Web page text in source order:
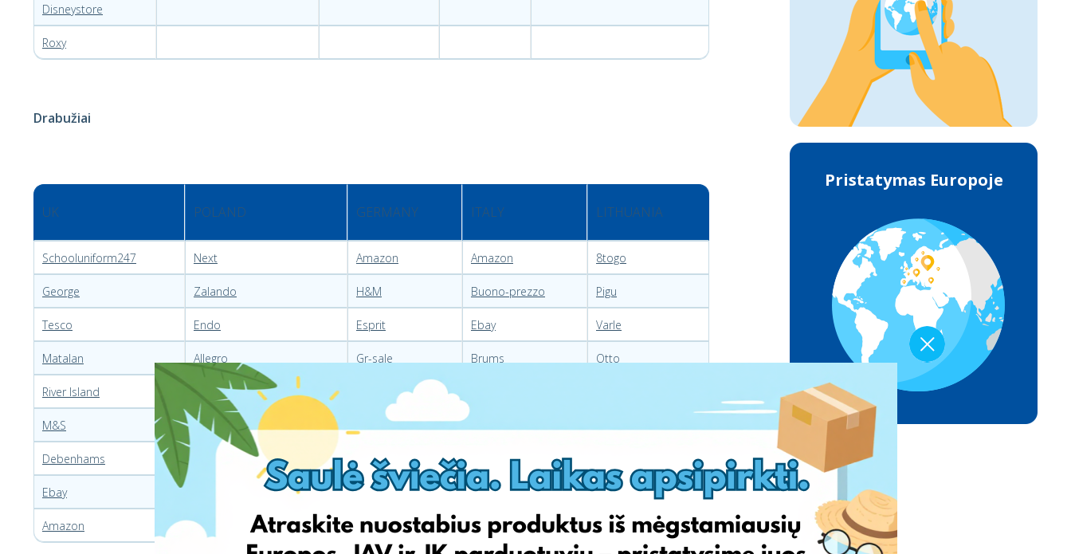
Disneystore
Roxy
Drabužiai
UK POLAND GERMANY ITALY LITHUANIA
Schooluniform247 Next Amazon Amazon 8togo
George Zalando H&M Buono-prezzo Pigu
Tesco Endo Esprit Ebay Varle
Matalan Allegro Gr-sale Brums Otto
River Island Smyk Kinder mode
M&S Decathlon Zalando
Debenhams Hurtowniasportowa Bonprix
Ebay
Amazon
Pristatymas Europoje